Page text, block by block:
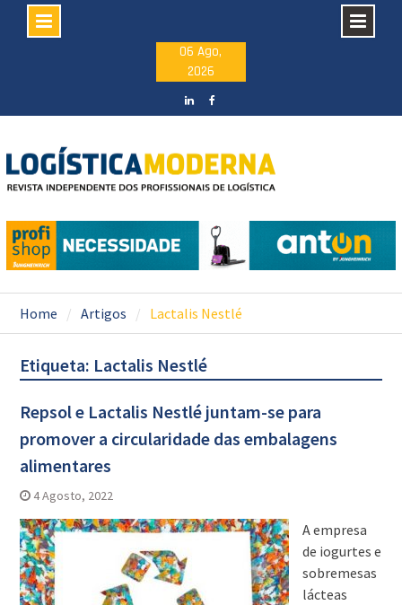
06 Ago,
2026
Home Artigos Lactalis Nestlé
Etiqueta: Lactalis Nestlé
Repsol e Lactalis Nestlé juntam-se para
promover a circularidade das embalagens
alimentares
4 Agosto, 2022
A empresa
de iogurtes e
sobremesas
lácteas